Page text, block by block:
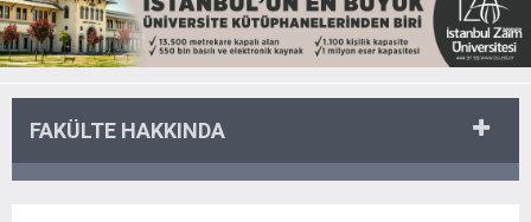
FAKÜLTE HAKKINDA